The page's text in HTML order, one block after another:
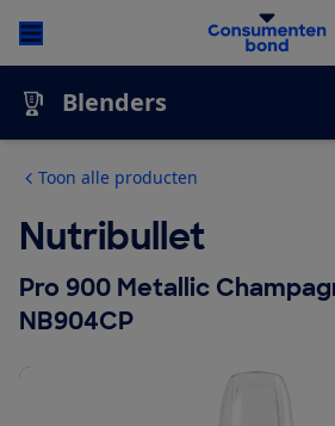
Blenders
Toon alle producten
Nutribullet
Pro 900 Metallic
NB904CP